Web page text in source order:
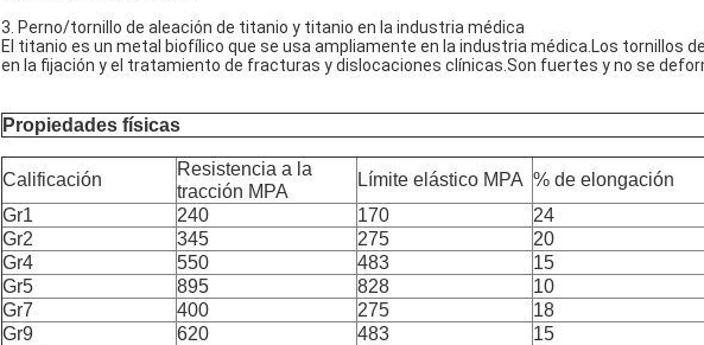
3. Perno/tornillo de aleación de titanio y titanio en la industria médica
El titanio es un metal biofílico que se usa ampliamente en la industria médica.Los tornillos
en la fijación y el tratamiento de fracturas y dislocaciones clínicas.Son fuertes y no se
Propiedades físicas
Calificación
Resistencia a la
tracción MPA
Límite elástico MPA % de elongación
Gr1
240 170
24
Gr2
345 275
20
Gr4
550 483
15
Gr5
895 828
10
Gr7
400 275
18
Gr9
620 483
15